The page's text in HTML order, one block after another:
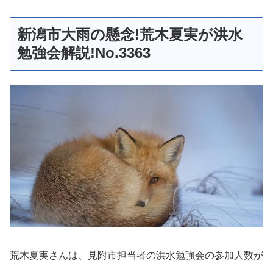
新潟市大雨の懸念!荒木夏実が洪水
勉強会解説!No.3363
荒木夏実さんは、見附市担当者の洪水勉強会の参加人数が